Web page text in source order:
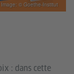
: dans cette
Image: © Goethe-Institut